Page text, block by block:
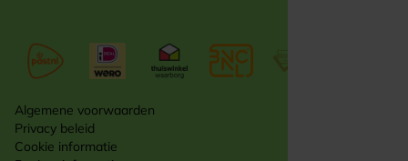
Algemene voorwaarden
Privacy beleid
Cookie informatie